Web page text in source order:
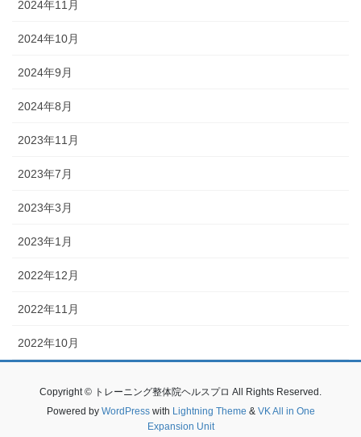
2024年11月
2024年10月
2024年9月
2024年8月
2023年11月
2023年7月
2023年3月
2023年1月
2022年12月
2022年11月
2022年10月
Copyright © トレーニング整体院ヘルスプロ All Rights Reserved.
Powered by WordPresswith Lightning Theme & VK All in One
Expansion Unit